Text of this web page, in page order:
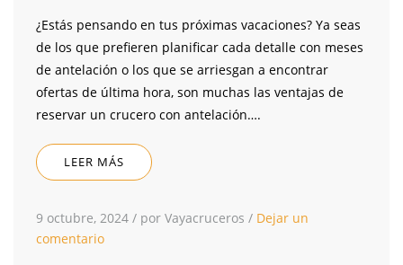
¿Estás pensando en tus próximas vacaciones? Ya seas
de los que prefieren planificar cada detalle con meses
de antelación o los que se arriesgan a encontrar
ofertas de última hora, son muchas las ventajas de
reservar un crucero con antelación….
LEER MÁS
9 octubre, 2024 / por Vayacruceros / Dejar un
comentario